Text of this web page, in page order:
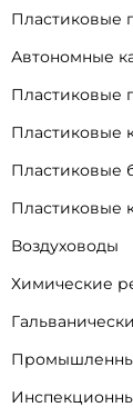
Пластиковые
Автономные
Пластиковые
Пластиковые
Пластиковые
Пластиковые
Воздуховоды
Химические